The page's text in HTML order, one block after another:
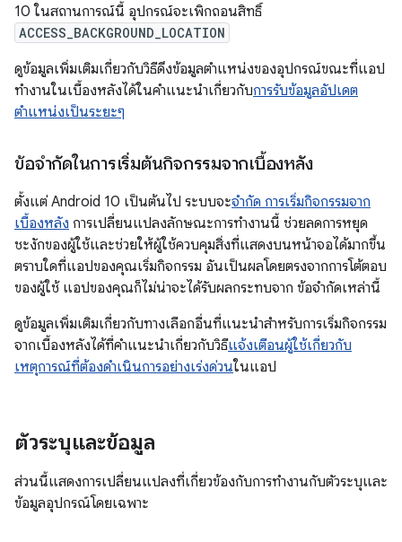
10 ในสถานการณ์นี้ อุปกรณ์จะเพิกถอนสิทธิ์
ACCESS_BACKGROUND_LOCATION
ดูข้อมูลเพิ่มเติมเกี่ยวกับวิธีดึงข้อมูลตำแหน่งของอุปกรณ์ขณะที่แอป
ทำงานในเบื้องหลังได้ในคำแนะนำเกี่ยวกับการรับข้อมูลอัปเดต
ตำแหน่งเป็นระยะๆ
ข้อจำกัดในการเริ่มต้นกิจกรรมจากเบื้องหลัง
ตั้งแต่ Android 10 เป็นต้นไป ระบบจะจำกัด การเริ่มกิจกรรมจาก
เบื้องหลัง การเปลี่ยนแปลงลักษณะการทำงานนี้ ช่วยลดการหยุด
ชะงักของผู้ใช้และช่วยให้ผู้ใช้ควบคุมสิ่งที่แสดงบนหน้าจอได้มากขึ้น
ตราบใดที่แอปของคุณเริ่มกิจกรรม อันเป็นผลโดยตรงจากการโต้ตอบ
ของผู้ใช้ แอปของคุณก็ไม่น่าจะได้รับผลกระทบจาก ข้อจำกัดเหล่านี้
ดูข้อมูลเพิ่มเติมเกี่ยวกับทางเลือกอื่นที่แนะนําสําหรับการเริ่มกิจกรรม
จากเบื้องหลังได้ที่คําแนะนําเกี่ยวกับวิธีแจ้งเตือนผู้ใช้เกี่ยวกับ
เหตุการณ์ที่ต้องดำเนินการอย่างเร่งด่วนในแอป
ตัวระบุและข้อมูล
ส่วนนี้แสดงการเปลี่ยนแปลงที่เกี่ยวข้องกับการทำงานกับตัวระบุและ
ข้อมูลอุปกรณ์โดยเฉพาะ